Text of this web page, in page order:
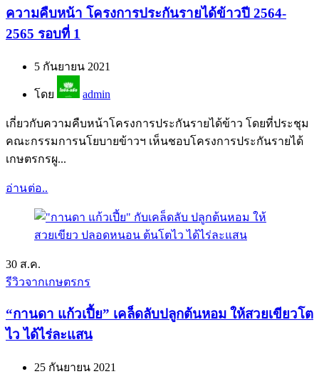
ความคืบหน้า โครงการประกันรายได้ข้าวปี 2564-
2565 รอบที่ 1
5 กันยายน 2021
โดย admin
เกี่ยวกับความคืบหน้าโครงการประกันรายได้ข้าว โดยที่ประชุม
คณะกรรมการนโยบายข้าวฯ เห็นชอบโครงการประกันรายได้
เกษตรกรผู...
อ่านต่อ..
30 ส.ค.
รีวิวจากเกษตรกร
“กานดา แก้วเปี้ย” เคล็ดลับปลูกต้นหอม ให้สวยเขียวโต
ไว ได้ไร่ละแสน
25 กันยายน 2021